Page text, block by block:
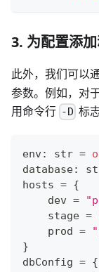
3. 为配置添
此外，我们可以
参数。例如，对
用命令行 -D 标
env: str =
database:
hosts = {
    dev
=
    stage
=
    prod
=
}
dbConfig = {